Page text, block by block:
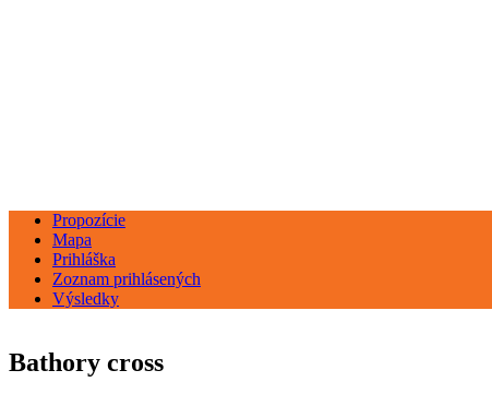
Propozície
Mapa
Prihláška
Zoznam prihlásených
Výsledky
Bathory cross